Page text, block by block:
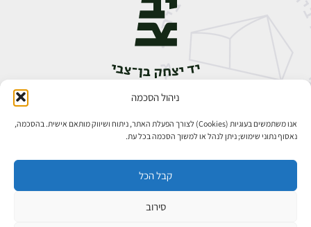
ניהול הסכמה
אנו משתמשים בעוגיות (Cookies) לצורך הפעלת האתר, ניתוח ושיווק מותאם אישית. בהסכמה,
נאסוף נתוני שימוש; ניתן לנהל או למשוך הסכמה בכל עת.
קבל הכל
סירוב
אבן גבירול 14, רחביה, ירושלים